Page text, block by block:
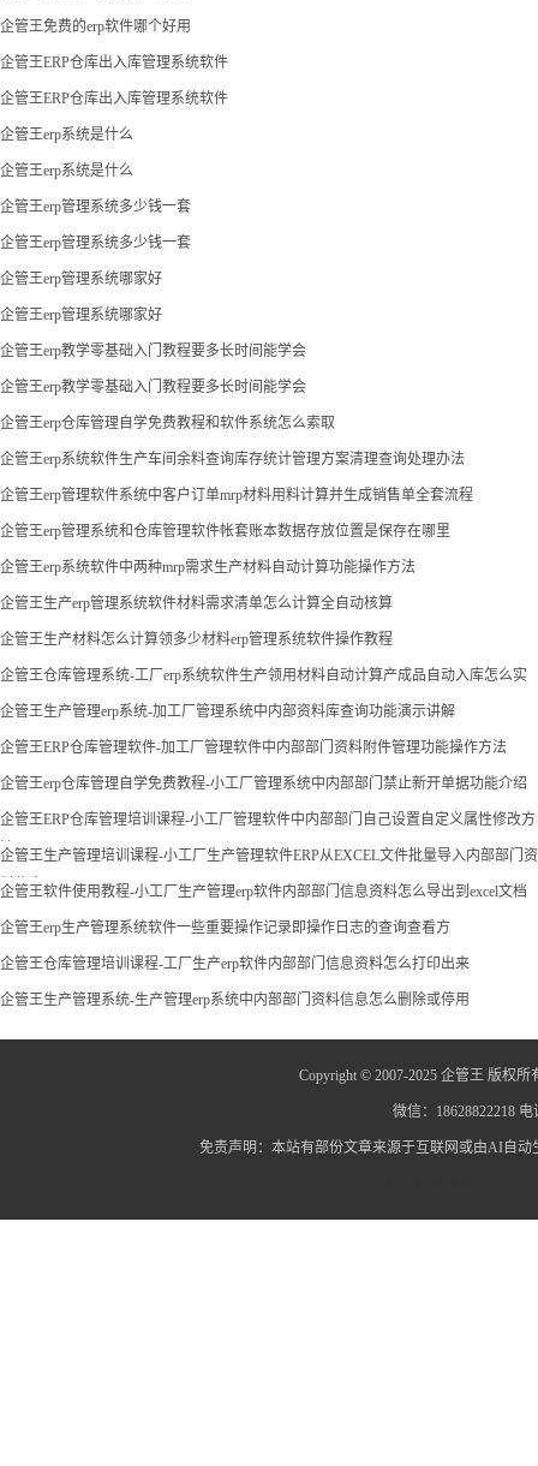
企管王免费的erp软件哪个好用
企管王ERP仓库出入库管理系统软件
企管王ERP仓库出入库管理系统软件
企管王erp系统是什么
企管王erp系统是什么
企管王erp管理系统多少钱一套
企管王erp管理系统多少钱一套
企管王erp管理系统哪家好
企管王erp管理系统哪家好
企管王erp教学零基础入门教程要多长时间能学会
企管王erp教学零基础入门教程要多长时间能学会
企管王erp仓库管理自学免费教程和软件系统怎么索取
企管王erp系统软件生产车间余料查询库存统计管理方案清理查询处理办法
企管王erp管理软件系统中客户订单mrp材料用料计算并生成销售单全套流程
企管王erp管理系统和仓库管理软件帐套账本数据存放位置是保存在哪里
企管王erp系统软件中两种mrp需求生产材料自动计算功能操作方法
企管王生产erp管理系统软件材料需求清单怎么计算全自动核算
企管王生产材料怎么计算领多少材料erp管理系统软件操作教程
企管王仓库管理系统-工厂erp系统软件生产领用材料自动计算产成品自动入库怎么实
现
企管王生产管理erp系统-加工厂管理系统中内部资料库查询功能演示讲解
企管王ERP仓库管理软件-加工厂管理软件中内部部门资料附件管理功能操作方法
企管王erp仓库管理自学免费教程-小工厂管理系统中内部部门禁止新开单据功能介绍
企管王ERP仓库管理培训课程-小工厂管理软件中内部部门自己设置自定义属性修改方
法
企管王生产管理培训课程-小工厂生产管理软件ERP从EXCEL文件批量导入内部部门资
料信息
企管王软件使用教程-小工厂生产管理erp软件内部部门信息资料怎么导出到excel文档
企管王erp生产管理系统软件一些重要操作记录即操作日志的查询查看方
企管王仓库管理培训课程-工厂生产erp软件内部部门信息资料怎么打印出来
企管王生产管理系统-生产管理erp系统中内部部门资料信息怎么删除或停用
Copyright © 2007-2025 企管王 版权所
微信：18628822218
免责声明：本站有部份文章来源于互联网或由AI自